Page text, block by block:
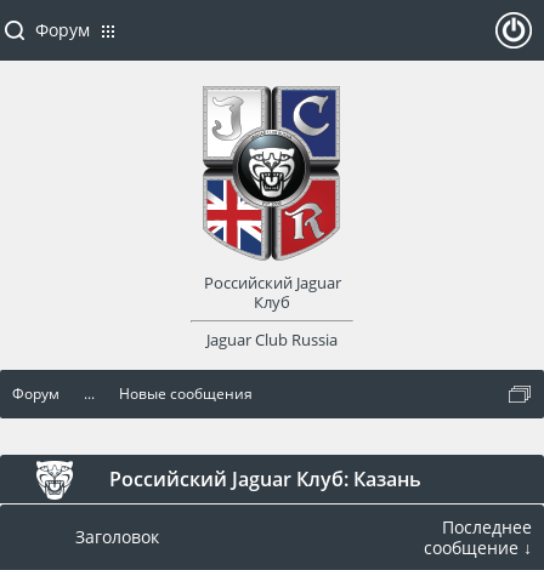
Форум ... Новые сообщения
Российский Jaguar Клуб: Казань
Заголовок
Последнее
сообщение ↓
Форум
Российский Jaguar
Клуб
Jaguar Club Russia
оват